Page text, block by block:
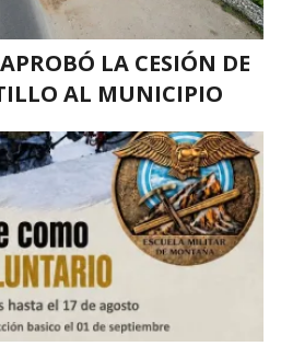
LA CESIÓN DE
AL MUNICIPIO